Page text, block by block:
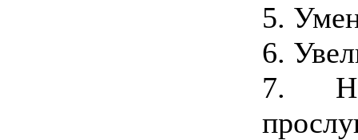
5.
6.
7.